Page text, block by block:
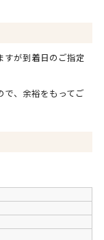
すが到着日のご指定
で、余裕をもってご